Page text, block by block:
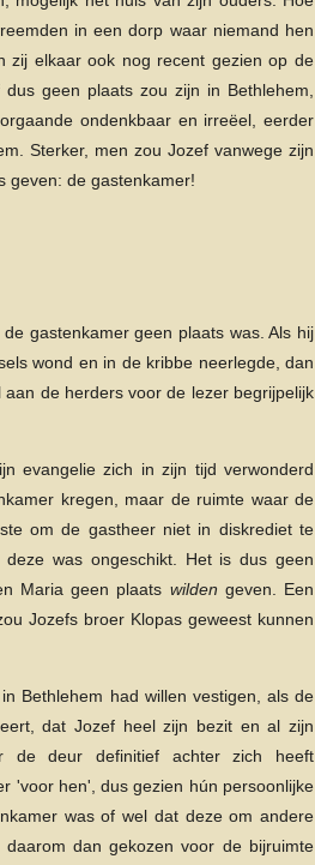
in een dorp waar niemand hen
zij elkaar ook nog recent gezien op de
geen plaats zou zijn in Bethlehem,
ondenkbaar en irreëel, eerder
Sterker, men zou Jozef vanwege zijn
geven: de gastenkamer!
gastenkamer geen plaats was. Als hij
wond en in de kribbe neerlegde, dan
de herders voor de lezer begrijpelijk
evangelie zich in zijn tijd verwonderd
kregen, maar de ruimte waar de
om de gastheer niet in diskrediet te
was ongeschikt. Het is dus geen
Maria geen plaats wilden geven. Een
Jozefs broer Klopas geweest kunnen
Bethlehem had willen vestigen, als de
dat Jozef heel zijn bezit en al zijn
de deur definitief achter zich heeft
'voor hen', dus gezien hún persoonlijke
was of wel dat deze om andere
dan gekozen voor de bijruimte